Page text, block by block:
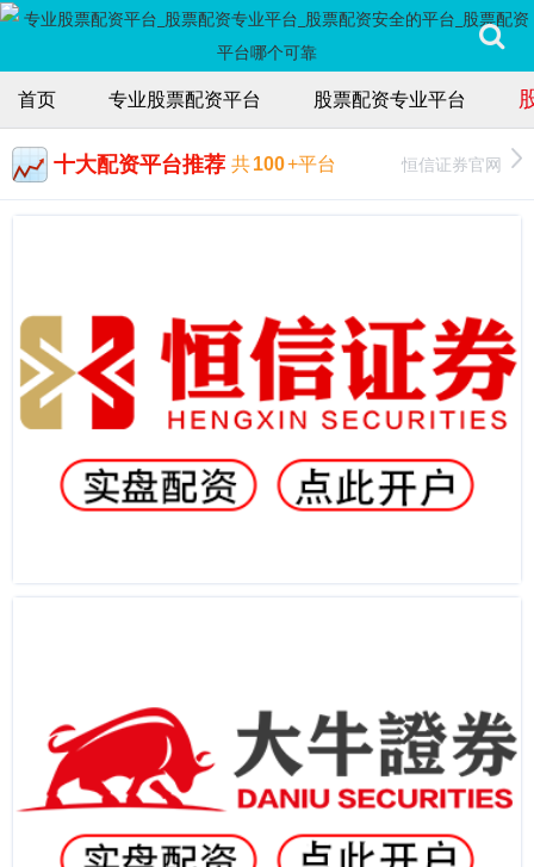
首页 专业股票配资平台 股票配资专业平台
十大配资平台推荐 共100+平台 恒信证券官网